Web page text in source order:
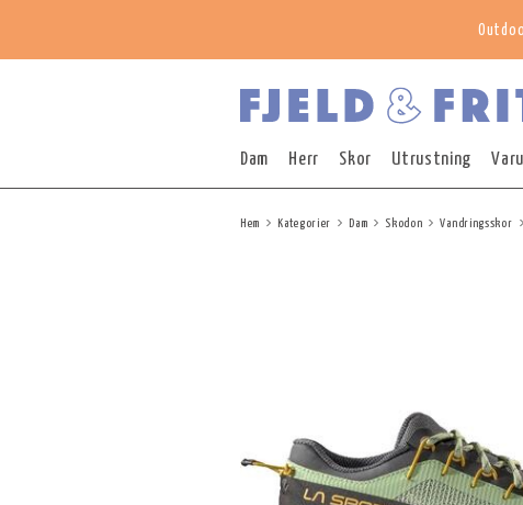
Dam Herr Skor Utrustning
Hem Kategorier Dam Skodon Vandringsskor